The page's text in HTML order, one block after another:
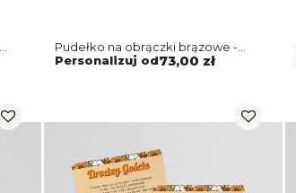
Pudełko na obrączki brązowe -
Retro Style Motyw 1
Personalizuj od73,00 zł